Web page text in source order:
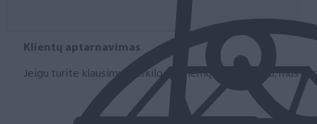
Klientų aptarnavimas
Jeigu turite klausimų ar iškilo problemų su užsakymu, mus